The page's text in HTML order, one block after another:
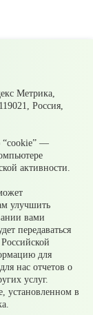
родителям
НДФЛ
себя и
Метрика,
Россия,
“cookie” —
активности.
улучшить
вами
передаваться
для
нас отчетов о
услуг.
установленном в
округа